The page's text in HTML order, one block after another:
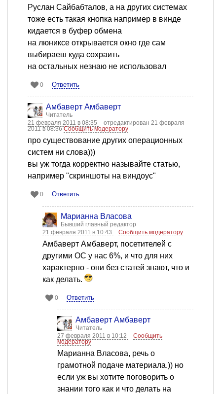
Руслан Сайбабталов, а на других системах
тоже есть такая кнопка например в винде
кидается в буфер обмена
на люниксе открывается окно где сам
выбираеш куда сохраить
на остальных незнаю не использовал
0 Ответить
Амбаверт Амбаверт
Читатель
21 февраля 2011 в 08:35
отредактирован 21 февраля
2011 в 08:36Сообщить модератору
про существование других операционных
систем ни слова)))
вы уж тогда корректно называйте статью,
например "скриншоты на виндоус"
0 Ответить
Марианна Власова
Бывший главный редактор
21 февраля 2011 в 10:43
Сообщить модератору
Амбаверт Амбаверт, посетителей с
другими ОС у нас 6%, и что для них
характерно - они без статей знают, что и
как делать.
0 Ответить
Амбаверт Амбаверт
Читатель
27 февраля 2011 в 10:12
Сообщить
модератору
Марианна Власова, речь о
грамотной подаче материала.)) но
если уж вы хотите поговорить о
знании того как и что делать на